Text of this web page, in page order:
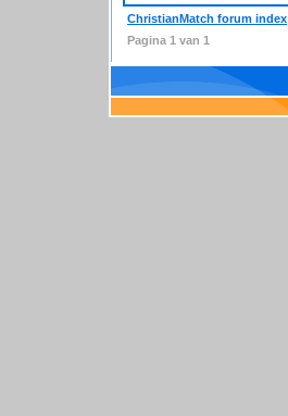
ChristianMatch forum index
Pagina 1 van 1